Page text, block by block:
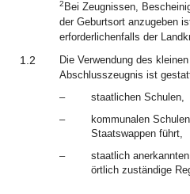
2 Bei Zeugnissen,
der Geburtsort anzugeben
erforderlichenfalls der
1.2
Die Verwendung des
Abschlusszeugnis ist
–
staatlichen Schulen,
–
kommunalen
Staatswappen führt,
–
staatlich
örtlich zuständige